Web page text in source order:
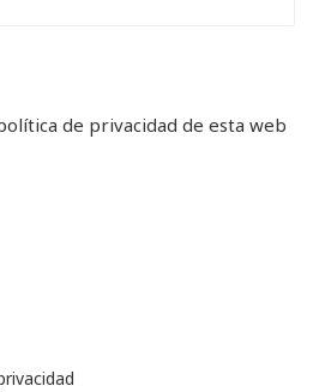
de privacidad de esta web